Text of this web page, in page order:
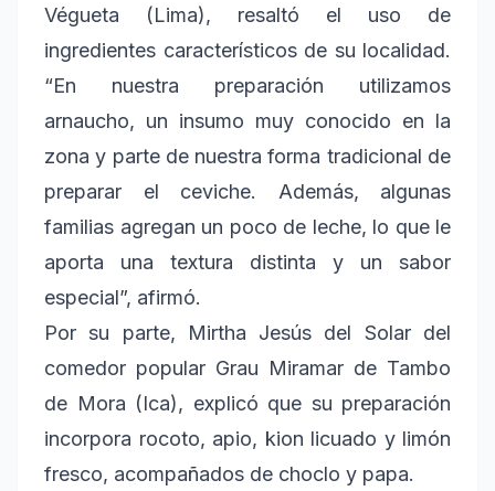
Végueta (Lima), resaltó el uso de
ingredientes característicos de su localidad.
“En nuestra preparación utilizamos
arnaucho, un insumo muy conocido en la
zona y parte de nuestra forma tradicional de
preparar el ceviche. Además, algunas
familias agregan un poco de leche, lo que le
aporta una textura distinta y un sabor
especial”, afirmó.
Por su parte, Mirtha Jesús del Solar del
comedor popular Grau Miramar de Tambo
de Mora (Ica), explicó que su preparación
incorpora rocoto, apio, kion licuado y limón
fresco, acompañados de choclo y papa.